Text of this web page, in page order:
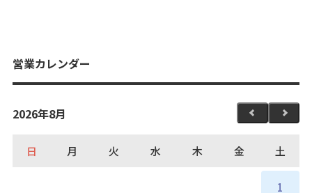
営業カレンダー
2026年8月
日 月 火 水 木 金 土
1